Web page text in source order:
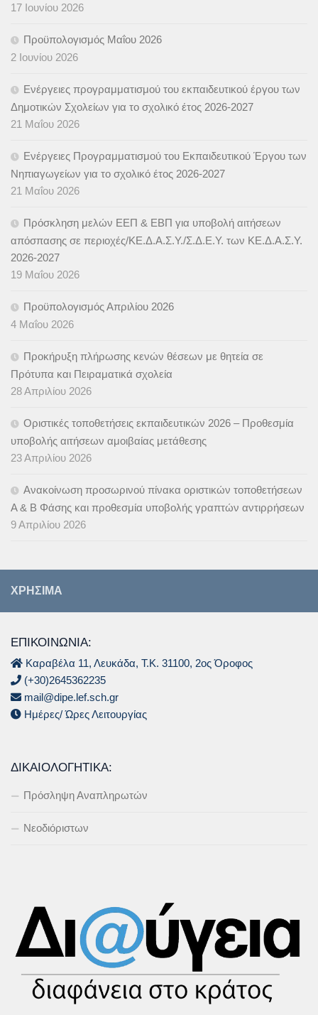
17 Ιουνίου 2026
Προϋπολογισμός Μαΐου 2026
2 Ιουνίου 2026
Ενέργειες προγραμματισμού του εκπαιδευτικού έργου των
Δημοτικών Σχολείων για το σχολικό έτος 2026-2027
21 Μαΐου 2026
Ενέργειες Προγραμματισμού του Εκπαιδευτικού Έργου των
Νηπιαγωγείων για το σχολικό έτος 2026-2027
21 Μαΐου 2026
Πρόσκληση μελών ΕΕΠ & ΕΒΠ για υποβολή αιτήσεων
απόσπασης σε περιοχές/ΚΕ.Δ.Α.Σ.Υ./Σ.Δ.Ε.Υ. των ΚΕ.Δ.Α.Σ.Υ.
2026-2027
19 Μαΐου 2026
Προϋπολογισμός Απριλίου 2026
4 Μαΐου 2026
Προκήρυξη πλήρωσης κενών θέσεων με θητεία σε
Πρότυπα και Πειραματικά σχολεία
28 Απριλίου 2026
Οριστικές τοποθετήσεις εκπαιδευτικών 2026 – Προθεσμία
υποβολής αιτήσεων αμοιβαίας μετάθεσης
23 Απριλίου 2026
Ανακοίνωση προσωρινού πίνακα οριστικών τοποθετήσεων
Α & B Φάσης και προθεσμία υποβολής γραπτών αντιρρήσεων
9 Απριλίου 2026
ΧΡΉΣΙΜΑ
ΕΠΙΚΟΙΝΩΝΙΑ:
Καραβέλα 11, Λευκάδα, Τ.Κ. 31100, 2ος Όροφος
(+30)2645362235
mail@dipe.lef.sch.gr
Ημέρες/ Ώρες Λειτουργίας
ΔΙΚΑΙΟΛΟΓΗΤΙΚΆ:
Πρόσληψη Αναπληρωτών
Νεοδιόριστων